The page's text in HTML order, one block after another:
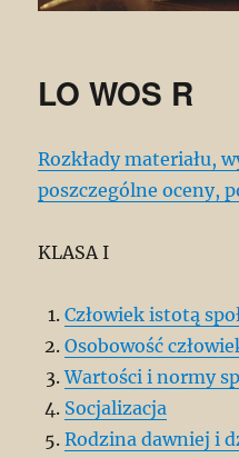
LO WOS R
Rozkłady materiału,
poszczególne oceny,
KLASA I
Człowiek istotą
Osobowość
Wartości i normy
Socjalizacja
Rodzina dawniej i